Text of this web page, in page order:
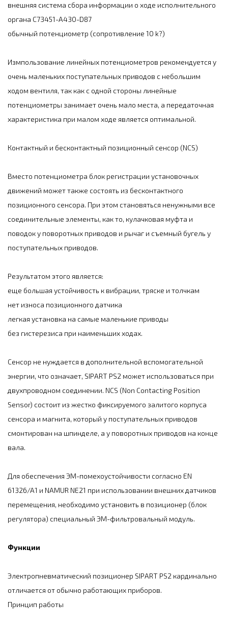
внешняя система сбора информации о ходе исполнительного
органа C73451-A430-D87
обычный потенциометр (сопротивление 10 k?)
Измпользование линейных потенциометров рекомендуется у
очень маленьких поступательных приводов с небольшим
ходом вентиля, так как с одной стороны линейные
потенциометры занимает очень мало места, а передаточная
характеристика при малом ходе является оптимальной.
Контактный и бесконтактный позиционный сенсор (NCS)
Вместо потенциометра блок регистрации установочных
движений может также состоять из бесконтактного
позиционного сенсора. При этом становяться ненужными все
соединительные элементы, как то, кулачковая муфта и
поводок у поворотных приводов и рычаг и съемный бугель у
поступательных приводов.
Результатом этого является:
еще большая устойчивость к вибрации, тряске и толчкам
нет износа позиционного датчика
легкая установка на самые маленькие приводы
без гистерезиса при наименьших ходах.
Сенсор не нуждается в дополнительной вспомогательной
энергии, что означает, SIPART PS2 может использоваться при
двухпроводном соединении. NCS (Non Contacting Position
Sensor) состоит из жестко фиксируемого залитого корпуса
сенсора и магнита, который у поступательных приводов
смонтирован на шпинделе, а у поворотных приводов на конце
вала.
Для обеспечения ЭМ-помехоустойчивости согласно EN
61326/A1 и NAMUR NE21 при использовании внешних датчиков
перемещения, необходимо установить в позиционер (блок
регулятора) специальный ЭМ-фильтровальный модуль.
Функции
Электропневматический позиционер SIPART PS2 кардинально
отличается от обычно работающих приборов.
Принцип работы